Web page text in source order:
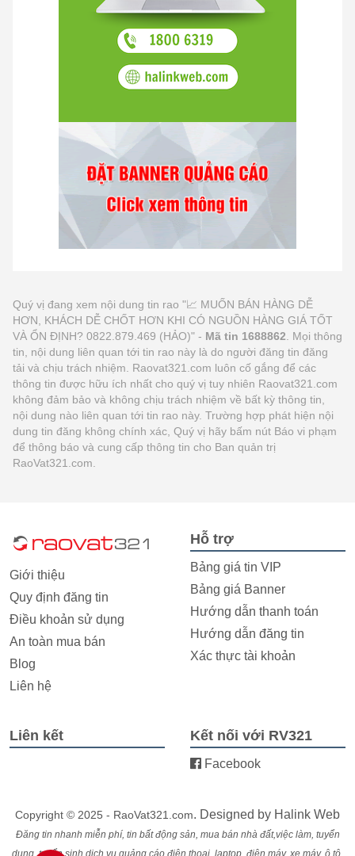
Quý vị đang xem nội dung tin rao "📈 MUỐN BÁN HÀNG DỄ
HƠN, KHÁCH DỄ CHỐT HƠN KHI CÓ NGUỒN HÀNG GIÁ TỐT
VÀ ỔN ĐỊNH? 0822.879.469 (HẢO)" - Mã tin 1688862 . Mọi thông
tin, nội dung liên quan tới tin rao này là do người đăng tin đăng
tải và chịu trách nhiệm. Raovat321.com luôn cố gắng để các
thông tin được hữu ích nhất cho quý vị tuy nhiên Raovat321.com
không đảm bảo và không chịu trách nhiệm về bất kỳ thông tin,
nội dung nào liên quan tới tin rao này. Trường hợp phát hiện nội
dung tin đăng không chính xác, Quý vị hãy bấm nút Báo vi phạm
để thông báo và cung cấp thông tin cho Ban quản trị
RaoVat321.com.
Giới thiệu
Quy định đăng tin
Điều khoản sử dụng
An toàn mua bán
Blog
Liên hệ
Hỗ trợ
Bảng giá tin VIP
Bảng giá Banner
Hướng dẫn thanh toán
Hướng dẫn đăng tin
Xác thực tài khoản
Liên kết Kết nối với RV321
Facebook
Copyright © 2025 - RaoVat321.com. Designed by Halink Web
Đăng tin nhanh miễn phí, tin bất động sản, mua bán nhà đất,việc làm, tuyển
dụng, tuyển sinh,dịch vụ,quảng cáo,điện thoại, laptop, điện máy, xe máy, ô tô,